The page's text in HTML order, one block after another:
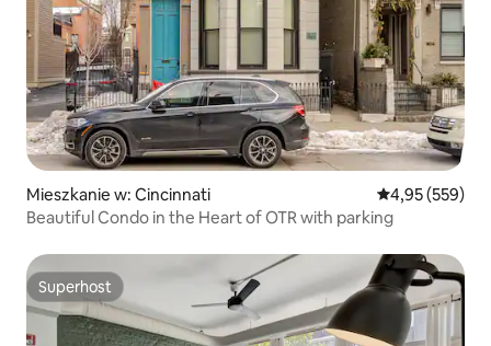
Mieszkanie w: Cincinnati Średnia
4,95 (559)
Beautiful Condo in the Heart of OTR with parking
Superhost
Superhost